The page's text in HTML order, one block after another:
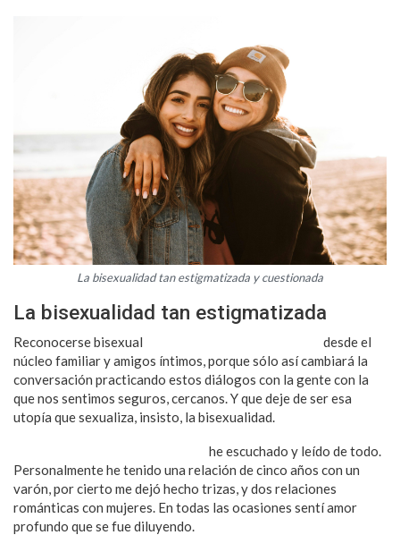
La bisexualidad tan estigmatizada y cuestionada
La bisexualidad tan estigmatizada
Reconocerse bisexual
desde el
núcleo familiar y amigos íntimos, porque sólo así cambiará la
conversación practicando estos diálogos con la gente con la
que nos sentimos seguros, cercanos. Y que deje de ser esa
utopía que sexualiza, insisto, la bisexualidad.
he escuchado y leído de todo.
Personalmente he tenido una relación de cinco años con un
varón, por cierto me dejó hecho trizas, y dos relaciones
románticas con mujeres. En todas las ocasiones sentí amor
profundo que se fue diluyendo.